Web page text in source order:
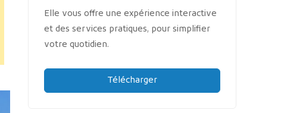
Elle vous offre une expérience interactive
et des services pratiques, pour simplifier
votre quotidien.
Télécharger